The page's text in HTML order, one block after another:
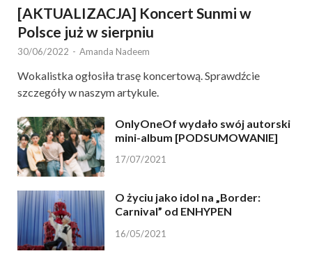
[AKTUALIZACJA] Koncert Sunmi w
Polsce już w sierpniu
30/06/2022 - Amanda Nadeem
Wokalistka ogłosiła trasę koncertową. Sprawdźcie
szczegóły w naszym artykule.
OnlyOneOf wydało swój autorski
mini-album [PODSUMOWANIE]
17/07/2021
O życiu jako idol na „Border:
Carnival” od ENHYPEN
16/05/2021